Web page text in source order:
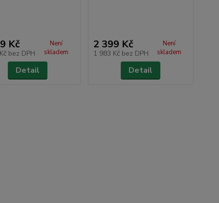
Kč
bez DPH
Není
skladem
Detail
2 399 Kč
1 983 Kč bez DPH
Není
skladem
Detail